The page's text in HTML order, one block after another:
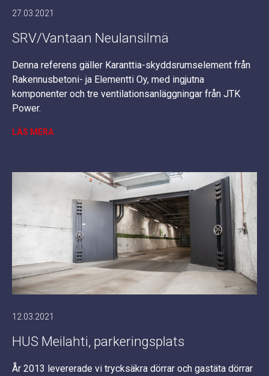
27.03.2021
SRV/Vantaan Neulansilmä
Denna referens gäller Karanttia-skyddsrumselement från
Rakennusbetoni- ja Elementti Oy, med ingjutna
komponenter och tre ventilationsanläggningar från JTK
Power.
LÄS MERA
12.03.2021
HUS Meilahti, parkeringsplats
År 2013 levererade vi trycksäkra dörrar och gastäta dörrar